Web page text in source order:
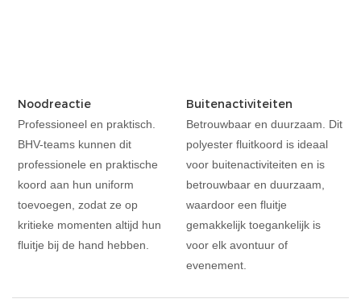
Noodreactie
Professioneel en praktisch.
BHV-teams kunnen dit
professionele en praktische
koord aan hun uniform
toevoegen, zodat ze op
kritieke momenten altijd hun
fluitje bij de hand hebben.
Buitenactiviteiten
Betrouwbaar en duurzaam. Dit
polyester fluitkoord is ideaal
voor buitenactiviteiten en is
betrouwbaar en duurzaam,
waardoor een fluitje
gemakkelijk toegankelijk is
voor elk avontuur of
evenement.